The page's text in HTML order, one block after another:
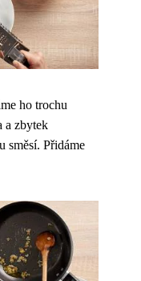
ho trochu
a zbytek
směsí. Přidáme